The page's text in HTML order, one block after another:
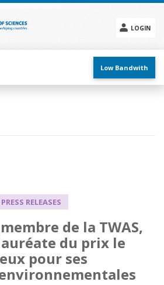
LOGIN
menu
Low Bandwith
PRESS RELEASES
de la TWAS,
du prix le
pour ses